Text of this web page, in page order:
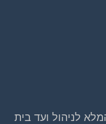
לניהול ועד בית